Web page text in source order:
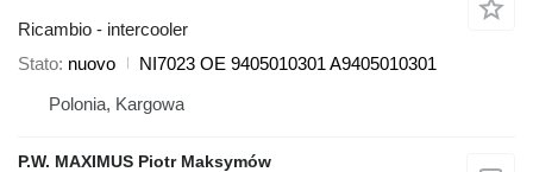
Ricambio - intercooler
Stato nuovo
NI7023 OE 9405010301 A9405010301
Polonia, Kargowa
P.W. MAXIMUS Piotr Maksymów